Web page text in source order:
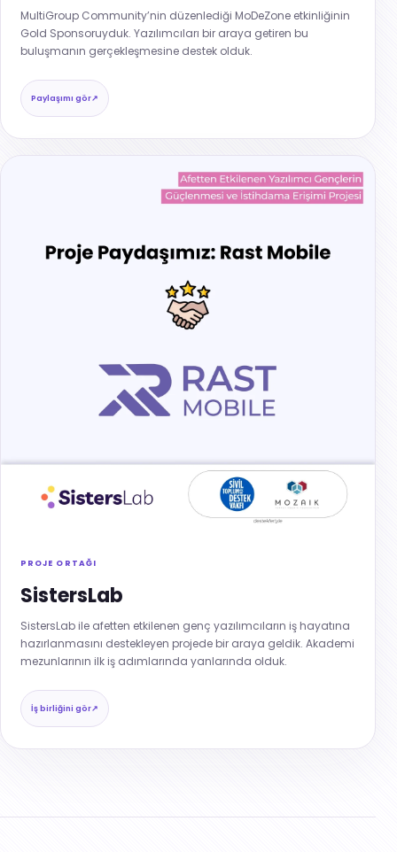
MultiGroup Community’nin düzenlediği MoDeZone etkinliğinin
Gold Sponsoruyduk. Yazılımcıları bir araya getiren bu
buluşmanın gerçekleşmesine destek olduk.
Paylaşımı gör↗
PROJE ORTAĞI
SistersLab
SistersLab ile afetten etkilenen genç yazılımcıların iş hayatına
hazırlanmasını destekleyen projede bir araya geldik. Akademi
mezunlarının ilk iş adımlarında yanlarında olduk.
İş birliğini gör↗